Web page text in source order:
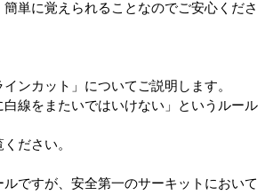
単に覚えられることなのでご安心くださ
ンカット」についてご説明します。
白線をまたいではいけない」というルール
ださい。
ルですが、安全第一のサーキットにおいて